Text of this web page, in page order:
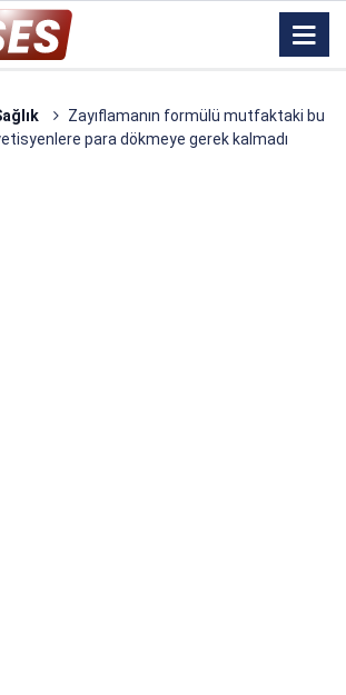
Zayıflamanın formülü mutfaktaki bu
para dökmeye gerek kalmadı